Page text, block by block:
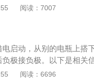
系，在没有出现问题的
触不良，极易烧坏极柱
封、外壳和盖等裂开。
，缩短蓄电池使用寿命
曲，活性物质崩裂。
阅读：7007
启动，从别的电瓶上搭
极接负极。以下是相关
，然后连接跨接电缆，
阅读：6696